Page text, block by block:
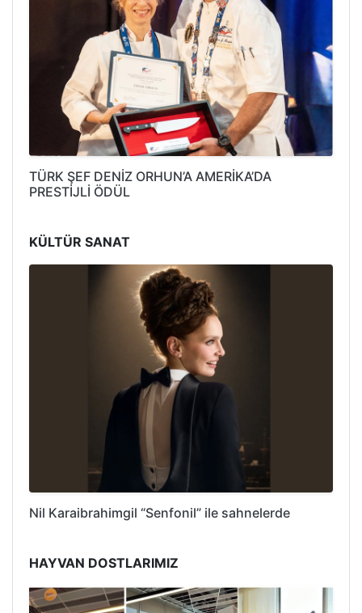
TÜRK ŞEF DENİZ ORHUN’A AMERİKA’DA
PRESTİJLİ ÖDÜL
KÜLTÜR SANAT
Nil Karaibrahimgil “Senfonil” ile sahnelerde
HAYVAN DOSTLARIMIZ